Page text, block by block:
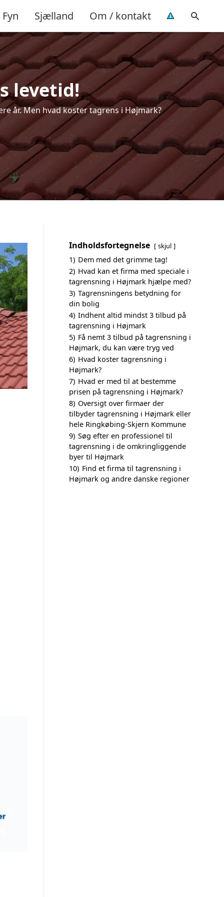
Fyn Sjælland Om / kontakt
levetid!
år. Men hvad koster tagrens i Højmark?
Indholdsfortegnelse skjul
1) Dem med det grimme tag!
2) Hvad kan et firma med speciale i
tagrensning i Højmark hjælpe med?
3) Tagrensningens betydning for
din bolig
4) Indhent altid mindst 3 tilbud på
tagrensning i Højmark
5) Få nemt 3 tilbud på tagrensning i
Højmark, du kan være tryg ved
6) Hvad koster tagrensning i
Højmark?
7) Hvad er med til at bestemme
prisen på tagrensning i Højmark?
8) Oversigt over firmaer der
tilbyder tagrensning i Højmark eller
hele Ringkøbing-Skjern Kommune
9) Søg efter en professionel til
tagrensning i de omkringliggende
byer til Højmark
10) Find et firma til tagrensning i
Højmark og andre danske regioner